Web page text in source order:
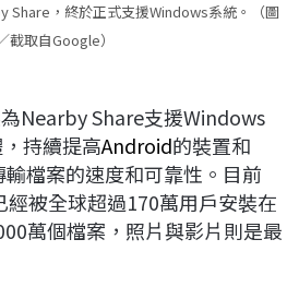
Share，終於正式支援Windows系統。（圖
截取自Google）
Nearby Share支援Windows
持續提高Android的裝置和
檔案的速度和可靠性。目前
被全球超過170萬用戶安裝在
萬個檔案，照片與影片則是最